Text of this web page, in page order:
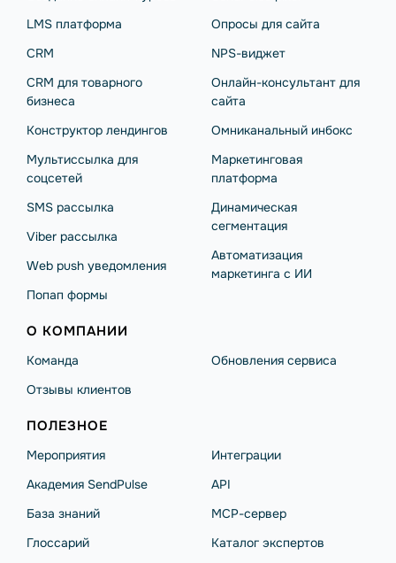
LMS платформа
CRM
CRM для товарного
бизнеса
Конструктор лендингов
Мультиссылка для
соцсетей
SMS рассылка
Viber рассылка
Web push уведомления
Попап формы
Опросы для сайта
NPS-виджет
Онлайн-консультант для
сайта
Омниканальный инбокс
Маркетинговая
платформа
Динамическая
сегментация
Автоматизация
маркетинга с ИИ
О КОМПАНИИ
Команда
Отзывы клиентов
Обновления сервиса
ПОЛЕЗНОЕ
Мероприятия
Академия SendPulse
База знаний
Глоссарий
Интеграции
API
MCP-сервер
Каталог экспертов